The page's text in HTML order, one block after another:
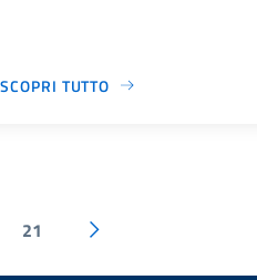
SCOPRI TUTTO
21